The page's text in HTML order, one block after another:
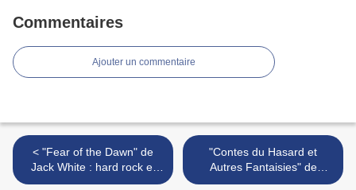
Commentaires
Ajouter un commentaire
< "Fear of the Dawn" de
Jack White : hard rock et
dérapages incontrôlés
"Contes du Hasard et
Autres Fantaisies" de
Ryûsuke Hamaguchi : les